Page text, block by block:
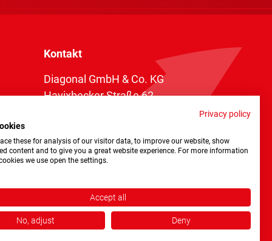
Kontakt
Diagonal GmbH & Co. KG
Havixbecker Straße 62
Telefax: +49 2534 970 116
Privacy policy
these for analysis of our visitor data, to improve our website, show
content and to give you a great website experience. For more information
we use open the settings.
Accept all
No, adjust Deny